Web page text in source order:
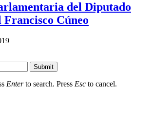
del Diputado
Francisco Cúneo
Submit
Enterto search. Press Esc to cancel.